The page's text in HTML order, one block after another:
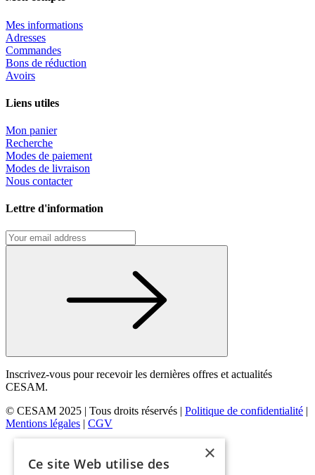
Mes informations
Adresses
Commandes
Bons de réduction
Avoirs
Liens utiles
Mon panier
Recherche
Modes de paiement
Modes de livraison
Nous contacter
Lettre d'information
Inscrivez-vous pour recevoir les dernières offres et actualités
CESAM.
© CESAM 2025 | Tous droits réservés | Politique de confidentialité |
Mentions légales | CGV
×
Ce site Web utilise des